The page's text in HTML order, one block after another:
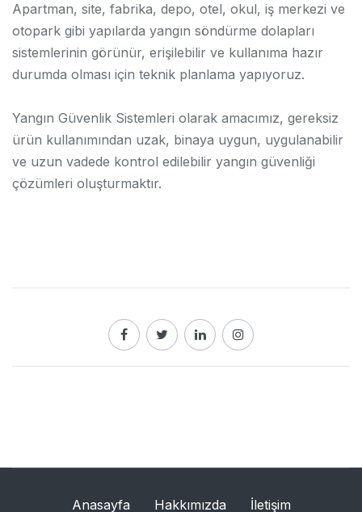
Apartman, site, fabrika, depo, otel, okul, iş merkezi ve
otopark gibi yapılarda yangın söndürme dolapları
sistemlerinin görünür, erişilebilir ve kullanıma hazır
durumda olması için teknik planlama yapıyoruz.
Yangın Güvenlik Sistemleri olarak amacımız, gereksiz
ürün kullanımından uzak, binaya uygun, uygulanabilir
ve uzun vadede kontrol edilebilir yangın güvenliği
çözümleri oluşturmaktır.
Anasayfa Hakkımızda İletişim